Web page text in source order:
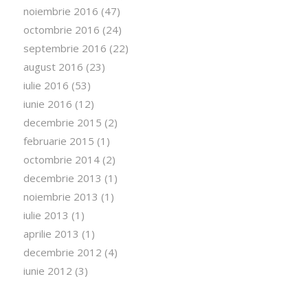
noiembrie 2016 (47)
octombrie 2016 (24)
septembrie 2016 (22)
august 2016 (23)
iulie 2016 (53)
iunie 2016 (12)
decembrie 2015 (2)
februarie 2015 (1)
octombrie 2014(2)
decembrie 2013 (1)
noiembrie 2013 (1)
iulie 2013 (1)
aprilie 2013 (1)
decembrie 2012 (4)
iunie 2012 (3)